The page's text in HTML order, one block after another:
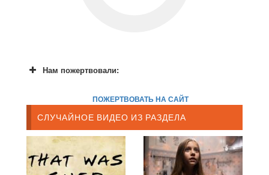
Нам пожертвовали:
ПОЖЕРТВОВАТЬ НА САЙТ
СЛУЧАЙНОЕ ВИДЕО ИЗ РАЗДЕЛА